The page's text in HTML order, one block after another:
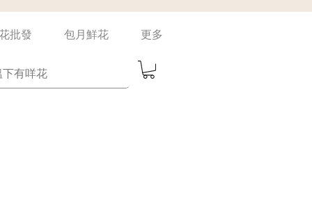
批發 包月鮮花 更多